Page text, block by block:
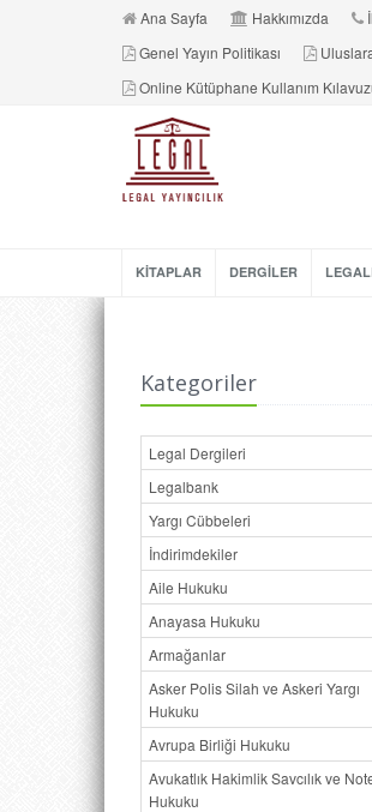
Ana Sayfa Hakkımızda
Genel Yayın Politikası
Online Kütüphane Kullanım
KİTAPLAR DERGİLER
Kategoriler
Legal Dergileri
Legalbank
Yargı Cübbeleri
İndirimdekiler
Aile Hukuku
Anayasa Hukuku
Armağanlar
Asker Polis Silah ve Askeri Yargı
Hukuku
Avrupa Birliği Hukuku
Avukatlık Hakimlik Savcılık ve
Hukuku